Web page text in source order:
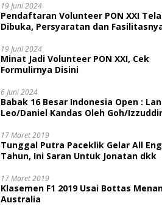
19 Juni 2024
Pendaftaran Volunteer PON XXI
Dibuka, Persyaratan dan
19 Juni 2024
Minat Jadi Volunteer PON XXI, Cek
Formulirnya Disini
6 Juni 2024
Babak 16 Besar Indonesia Open :
Leo/Daniel Kandas Oleh Goh/
17 Maret 2019
Tunggal Putra Paceklik Gelar All
Tahun, Ini Saran Untuk Jonatan dkk
17 Maret 2019
Klasemen F1 2019 Usai Bottas
Australia